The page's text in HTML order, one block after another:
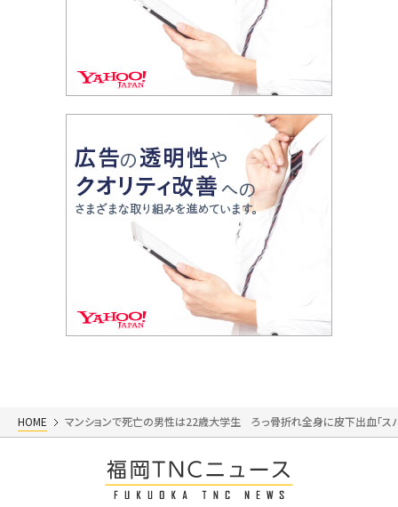
HOME マンションで死亡の男性は22歳大学生 ろっ骨折れ全身に皮下出血「